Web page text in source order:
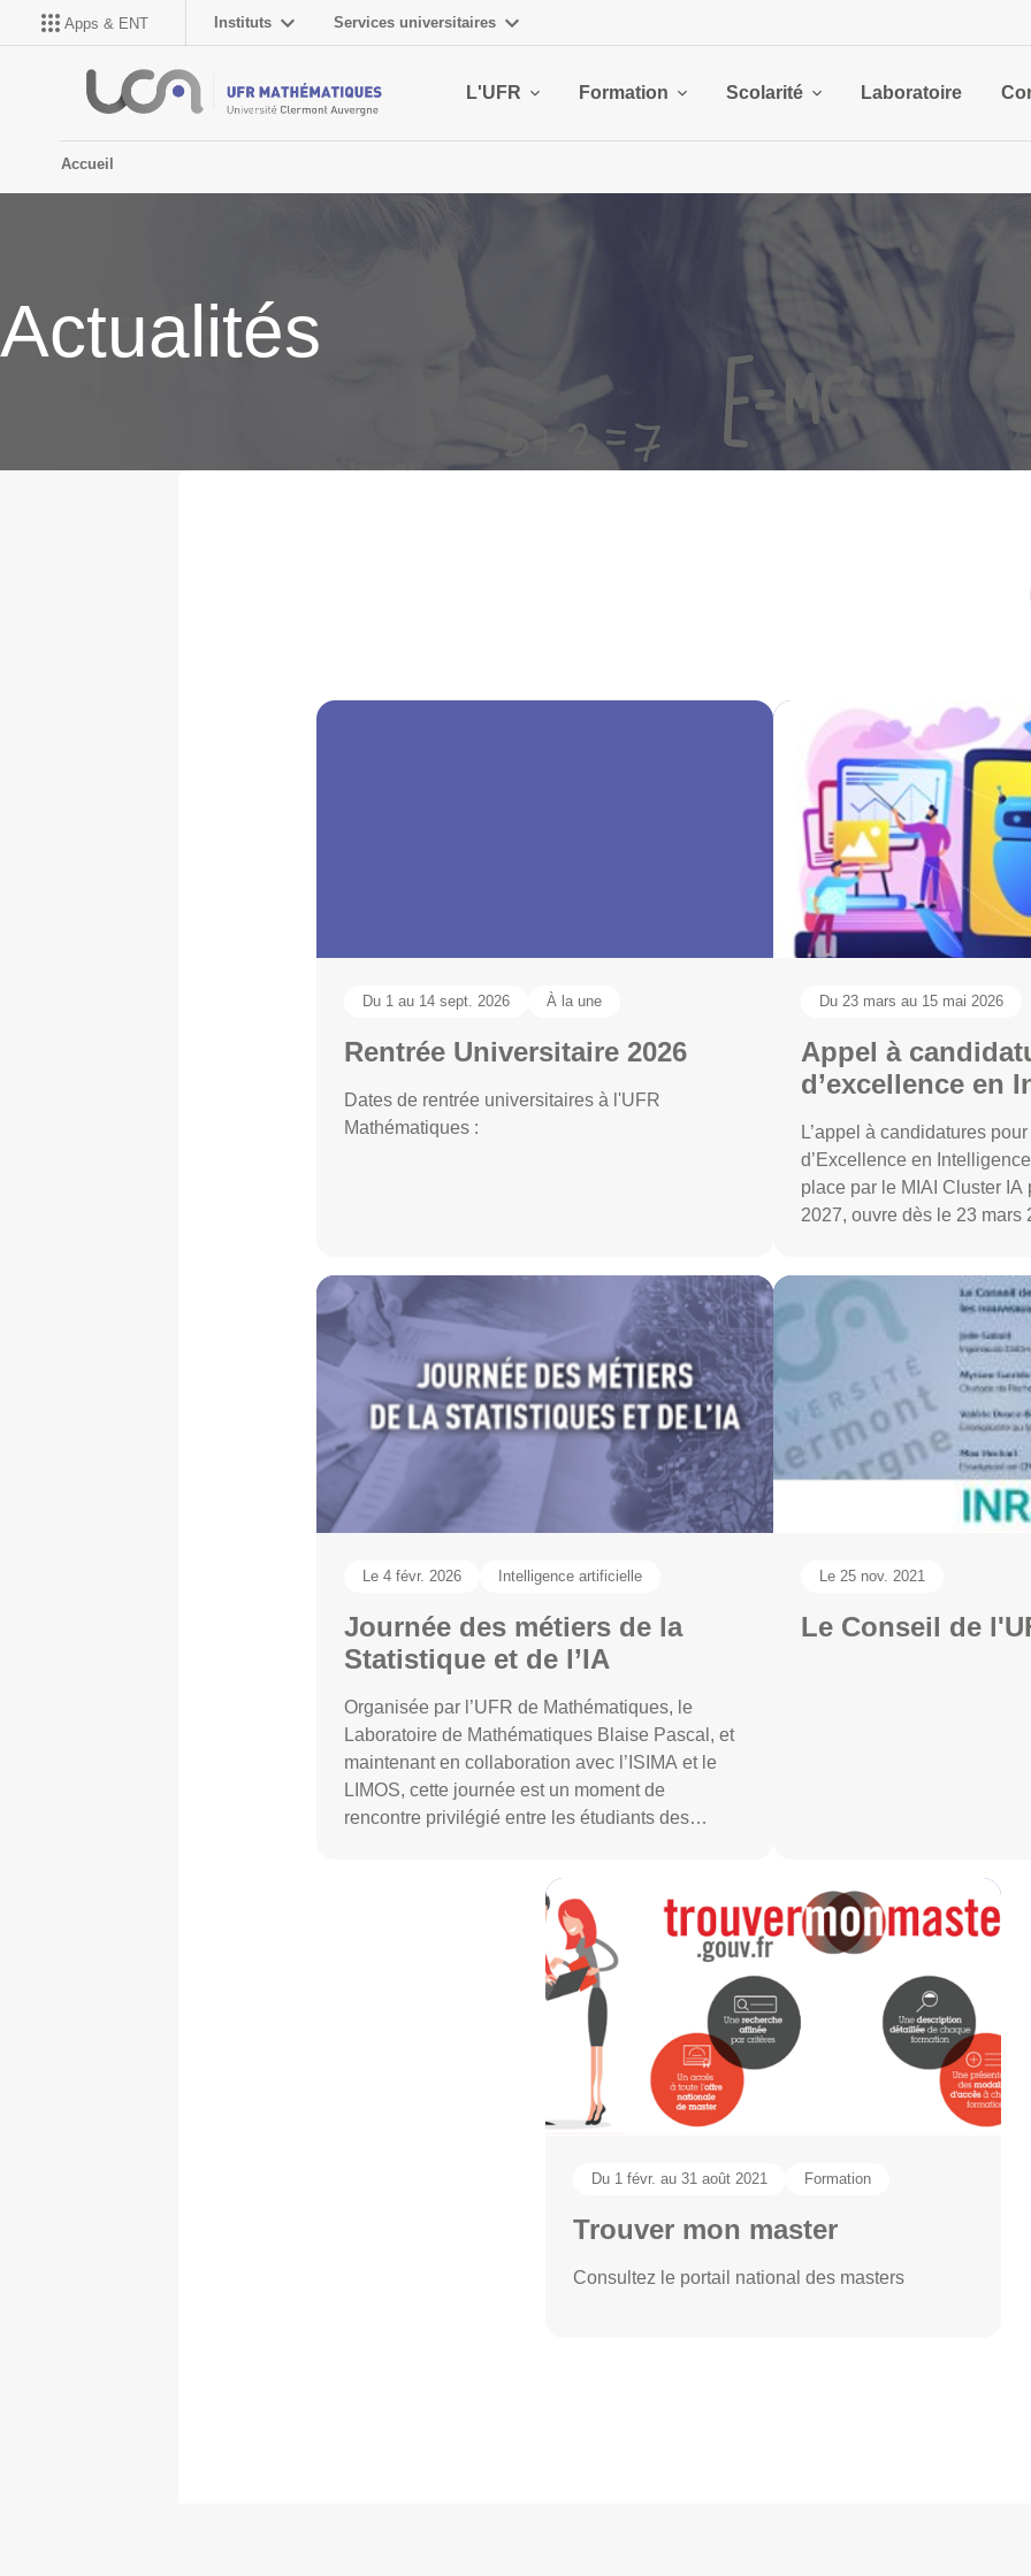
Apps & ENT Instituts Services universitaires
L'UFR Formation Scolarité Laboratoire
Accueil
Actualités
Du 1 au 14 sept. 2026 À la une
Rentrée Universitaire 2026
Dates de rentrée universitaires à l'UFR
Mathématiques :
Du 23 mars au 15 mai 2026
Appel à candidature -
d’excellence en
Artificielle
L’appel à candidatures
d’Excellence en
place par le MIAI Cluster IA
2027, ouvre dès le 23 mars
Le 4 févr. 2026 Intelligence artificielle
Journée des métiers de la
Statistique et de l’IA
Organisée par l’UFR de Mathématiques, le
Laboratoire de Mathématiques Blaise Pascal, et
maintenant en collaboration avec l’ISIMA et le
LIMOS, cette journée est un moment de
rencontre privilégié entre les étudiants des
d’Intelligence Artificielle, notamment les Master
MAS et IA, les doctorants, les entreprises et
l’équipe pédagogique de l’UFR Math et de
Le 25 nov. 2021
Le Conseil de
Du 1 févr. au 31 août 2021 Formation
Trouver mon master
Consultez le portail national des masters